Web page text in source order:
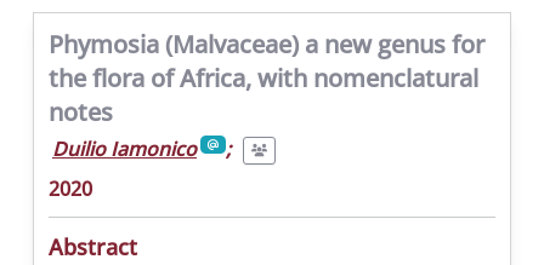
Phymosia (Malvaceae) a new genus for
the flora of Africa, with nomenclatural
notes
Duilio Iamonico
;
2020
Abstract